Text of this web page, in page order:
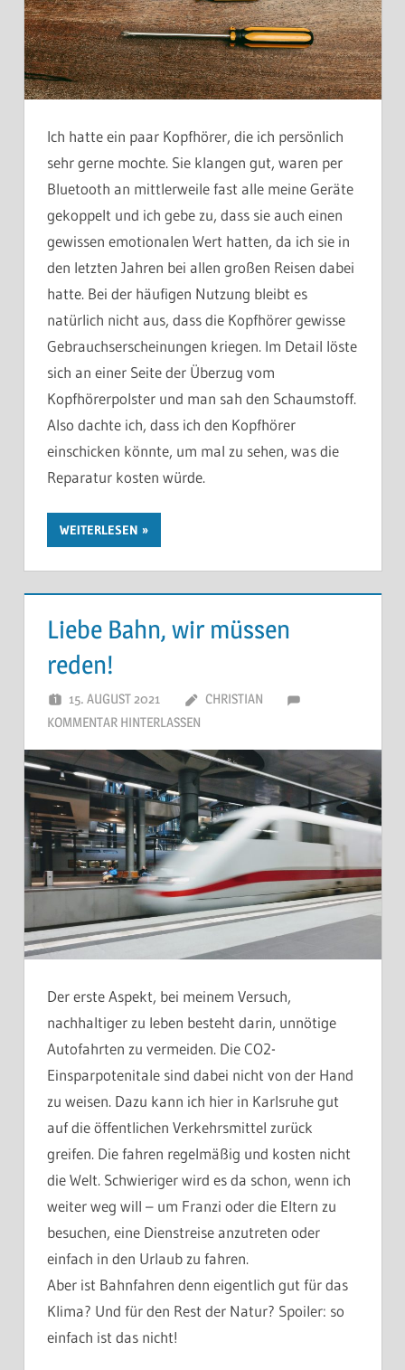
Ich hatte ein paar Kopfhörer, die ich persönlich
sehr gerne mochte. Sie klangen gut, waren per
Bluetooth an mittlerweile fast alle meine Geräte
gekoppelt und ich gebe zu, dass sie auch einen
gewissen emotionalen Wert hatten, da ich sie in
den letzten Jahren bei allen großen Reisen dabei
hatte. Bei der häufigen Nutzung bleibt es
natürlich nicht aus, dass die Kopfhörer gewisse
Gebrauchserscheinungen kriegen. Im Detail löste
sich an einer Seite der Überzug vom
Kopfhörerpolster und man sah den Schaumstoff.
Also dachte ich, dass ich den Kopfhörer
einschicken könnte, um mal zu sehen, was die
Reparatur kosten würde.
WEITERLESEN
Liebe Bahn, wir müssen
reden!
15. AUGUST 2021
CHRISTIAN
KOMMENTAR HINTERLASSEN
Der erste Aspekt, bei meinem Versuch,
nachhaltiger zu leben besteht darin, unnötige
Autofahrten zu vermeiden. Die CO2-
Einsparpotenitale sind dabei nicht von der Hand
zu weisen. Dazu kann ich hier in Karlsruhe gut
auf die öffentlichen Verkehrsmittel zurück
greifen. Die fahren regelmäßig und kosten nicht
die Welt. Schwieriger wird es da schon, wenn ich
weiter weg will – um Franzi oder die Eltern zu
besuchen, eine Dienstreise anzutreten oder
einfach in den Urlaub zu fahren.
Aber ist Bahnfahren denn eigentlich gut für das
Klima? Und für den Rest der Natur? Spoiler: so
einfach ist das nicht!